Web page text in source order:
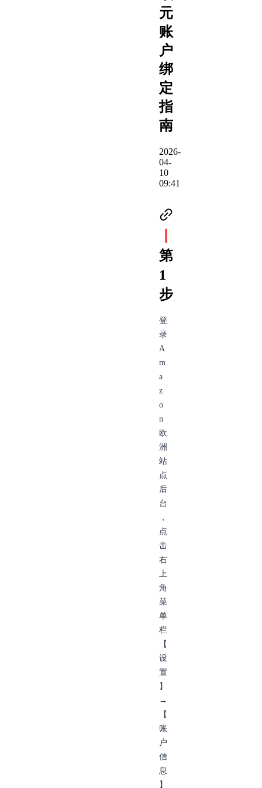
元
账
户
绑
定
指
南
2026-
04-
10
09:41
第
1
步
登
录
A
m
a
z
o
n
欧
洲
站
点
后
台
，
点
击
右
上
角
菜
单
栏
【
设
置
】
→
【
账
户
信
息
】